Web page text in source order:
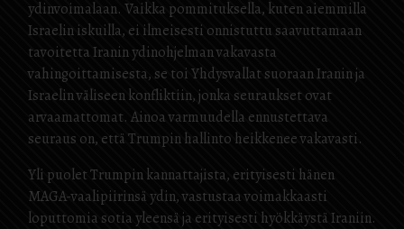
ydinvoimalaan. Vaikka pommituksella, kuten aiemmilla
Israelin iskuilla, ei ilmeisesti onnistuttu saavuttamaan
tavoitetta Iranin ydinohjelman vakavasta
vahingoittamisesta, se toi Yhdysvallat suoraan Iranin ja
Israelin väliseen konfliktiin, jonka seuraukset ovat
arvaamattomat. Ainoa varmuudella ennustettava
seuraus on, että Trumpin hallinto heikkenee vakavasti.
Yli puolet Trumpin kannattajista, erityisesti hänen
MAGA-vaalipiirinsä ydin, vastustaa voimakkaasti
loputtomia sotia yleensä ja erityisesti hyökkäystä Iraniin.